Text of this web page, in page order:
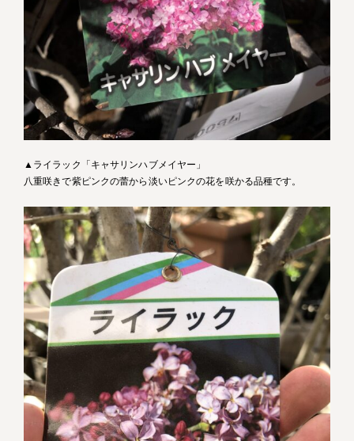
▲ライラック「キャサリンハブメイヤー」
八重咲きで紫ピンクの蕾から淡いピンクの花を咲かる品種です。